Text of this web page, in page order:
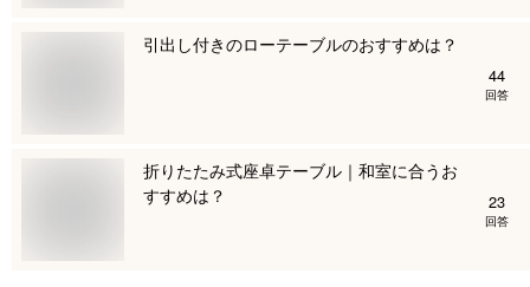
引出し付きのローテーブルのおすすめは？
44
回答
折りたたみ式座卓テーブル｜和室に合うお
すすめは？
23
回答